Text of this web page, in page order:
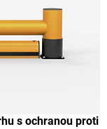
s ochranou proti